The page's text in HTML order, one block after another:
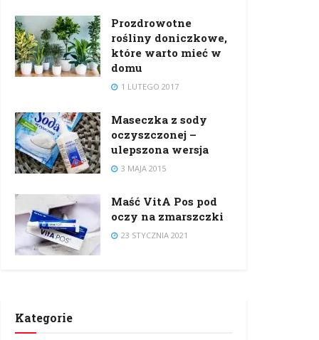
Prozdrowotne
rośliny doniczkowe,
które warto mieć w
domu
1 LUTEGO 2017
Maseczka z sody
oczyszczonej –
ulepszona wersja
3 MAJA 2015
Maść VitA Pos pod
oczy na zmarszczki
23 STYCZNIA 2021
Kategorie